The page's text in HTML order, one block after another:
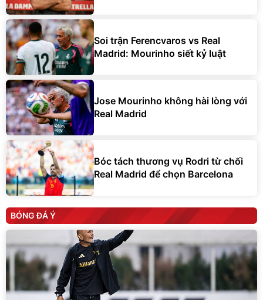
Soi trận Ferencvaros vs Real
Madrid: Mourinho siết kỷ luật
Jose Mourinho không hài lòng với
Real Madrid
Bóc tách thương vụ Rodri từ chối
Real Madrid để chọn Barcelona
BÓNG ĐÁ Ý